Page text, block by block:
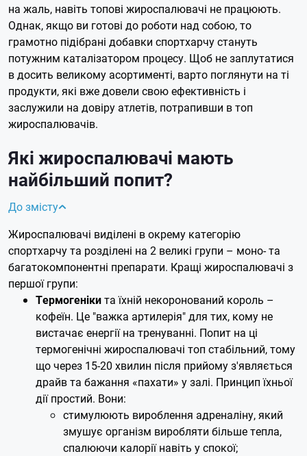
на жаль, навіть топові жироспалювачі не працюють.
Однак, якщо ви готові до роботи над собою, то
грамотно підібрані добавки спортхарчу стануть
потужним каталізатором процесу. Щоб не заплутатися
в досить великому асортименті, варто поглянути на ті
продукти, які вже довели свою ефективність і
заслужили на довіру атлетів, потрапивши в топ
жироспалювачів.
Які жироспалювачі мають
найбільший попит?
До змісту
Жироспалювачі виділені в окрему категорію
спортхарчу та розділені на 2 великі групи – моно- та
багатокомпонентні препарати. Кращі жироспалювачі з
першої групи:
Термогенікита їхній некоронований король –
кофеїн. Це "важка артилерія" для тих, кому не
вистачає енергії на тренуванні. Попит на ці
термогенічні жироспалювачі топ стабільний, тому
що через 15-20 хвилин після прийому з'являється
драйв та бажання «пахати» у залі. Принцип їхньої
дії простий. Вони:
стимулюють вироблення адреналіну, який
змушує організм виробляти більше тепла,
спалюючи калорії навіть у спокої;